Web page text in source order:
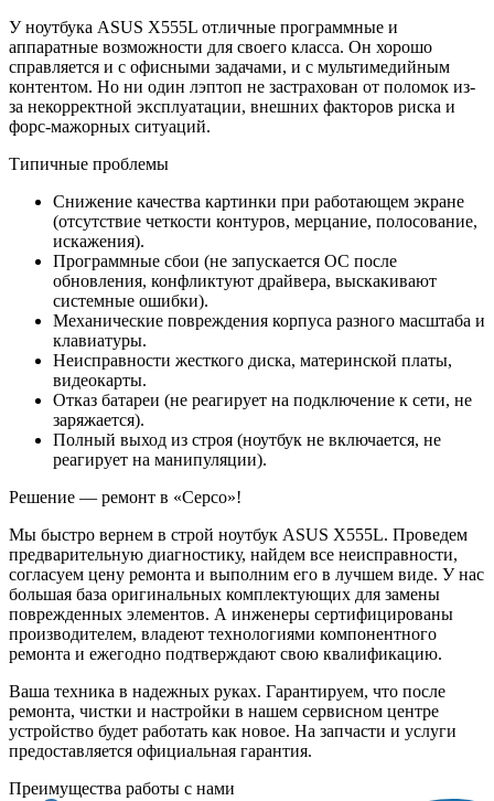
У ноутбука ASUS X555L отличные программные и
аппаратные возможности для своего класса. Он хорошо
справляется и с офисными задачами, и с мультимедийным
контентом. Но ни один лэптоп не застрахован от поломок из-
за некорректной эксплуатации, внешних факторов риска и
форс-мажорных ситуаций.
Типичные проблемы
Снижение качества картинки при работающем экране
(отсутствие четкости контуров, мерцание, полосование,
искажения).
Программные сбои (не запускается ОС после
обновления, конфликтуют драйвера, выскакивают
системные ошибки).
Механические повреждения корпуса разного масштаба и
клавиатуры.
Неисправности жесткого диска, материнской платы,
видеокарты.
Отказ батареи (не реагирует на подключение к сети, не
заряжается).
Полный выход из строя (ноутбук не включается, не
реагирует на манипуляции).
Решение — ремонт в «Серсо»!
Мы быстро вернем в строй ноутбук ASUS X555L. Проведем
предварительную диагностику, найдем все неисправности,
согласуем цену ремонта и выполним его в лучшем виде. У нас
большая база оригинальных комплектующих для замены
поврежденных элементов. А инженеры сертифицированы
производителем, владеют технологиями компонентного
ремонта и ежегодно подтверждают свою квалификацию.
Ваша техника в надежных руках. Гарантируем, что после
ремонта, чистки и настройки в нашем сервисном центре
устройство будет работать как новое. На запчасти и услуги
предоставляется официальная гарантия.
Преимущества работы с нами